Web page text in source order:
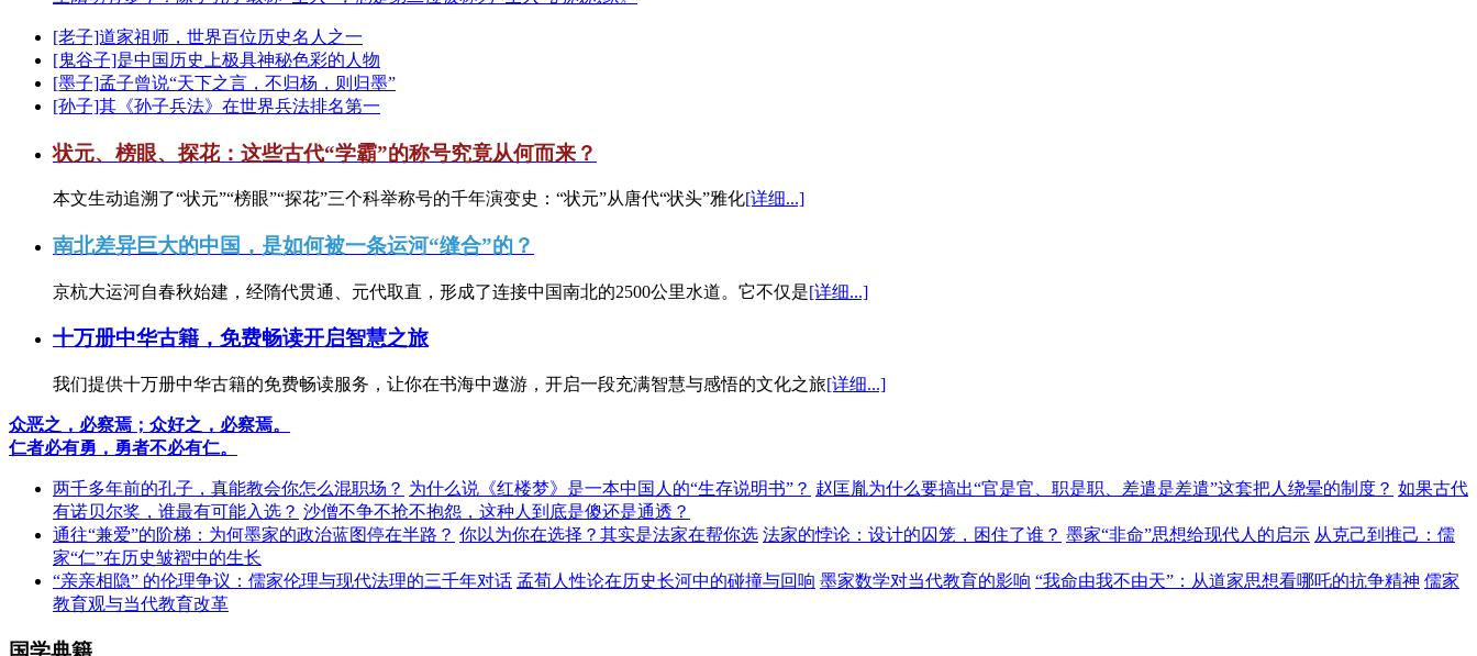
[老子]道家祖师，世界百位历史名人之一
[鬼谷子]是中国历史上极具神秘色彩的人物
[墨子]孟子曾说“天下之言，不归杨，则归墨”
[孙子]其《孙子兵法》在世界兵法排名第一
状元、榜眼、探花：这些古代“学霸”的称号究竟从何而来？
本文生动追溯了“状元”“榜眼”“探花”三个科举称号的千年演变史：“状元”从唐代“状头”雅化[详细...]
南北差异巨大的中国，是如何被一条运河“缝合”的？
京杭大运河自春秋始建，经隋代贯通、元代取直，形成了连接中国南北的2500公里水道。它不仅是[详细...]
十万册中华古籍，免费畅读开启智慧之旅
我们提供十万册中华古籍的免费畅读服务，让你在书海中遨游，开启一段充满智慧与感悟的文化之旅[详细...]
众恶之，必察焉；众好之，必察焉。
仁者必有勇，勇者不必有仁。
两千多年前的孔子，真能教会你怎么混职场？ 为什么说《红楼梦》是一本中国人的“生存说明书”？ 赵匡胤为什么要搞出“官是官、职是职、差遣是差遣”这套把人绕晕的制度？ 如果古代
有诺贝尔奖，谁最有可能入选？ 沙僧不争不抢不抱怨，这种人到底是傻还是通透？
通往“兼爱”的阶梯：为何墨家的政治蓝图停在半路？ 你以为你在选择？其实是法家在帮你选 法家的悖论：设计的囚笼，困住了谁？ 墨家“非命”思想给现代人的启示 从克己到推己：儒
家“仁”在历史皱褶中的生长
“亲亲相隐” 的伦理争议：儒家伦理与现代法理的三千年对话 孟荀人性论在历史长河中的碰撞与回响 墨家数学对当代教育的影响 “我命由我不由天”：从道家思想看哪吒的抗争精神 儒家
教育观与当代教育改革
国学典籍